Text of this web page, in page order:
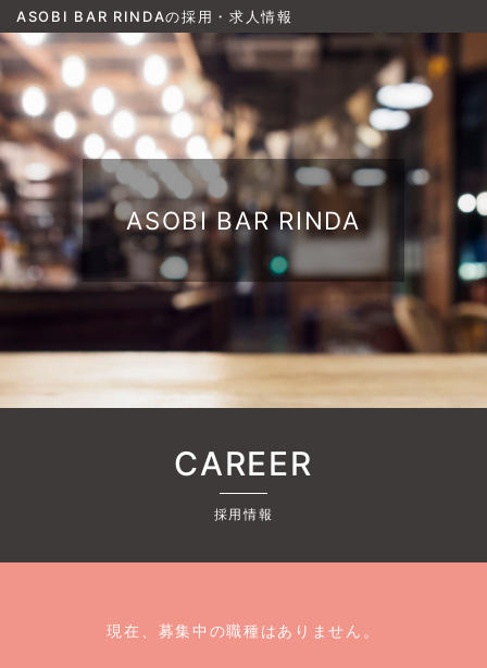
ASOBI BAR RINDAの採用・求人情報
ASOBI BAR RINDA
CAREER
採用情報
現在、募集中の職種はありません。